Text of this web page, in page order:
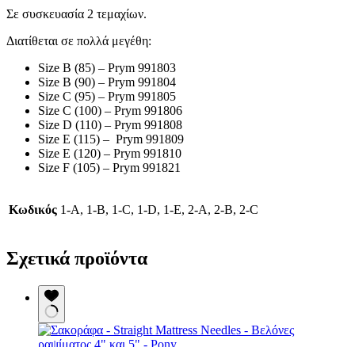
Σε συσκευασία 2 τεμαχίων.
Διατίθεται σε πολλά μεγέθη:
Size Β (85) – Prym 991803
Size Β (90) – Prym 991804
Size C (95) – Prym 991805
Size C (100) – Prym 991806
Size D (110) – Prym 991808
Size E (115) – Prym 991809
Size E (120) – Prym 991810
Size F (105) – Prym 991821
Κωδικός 1-Α, 1-B, 1-C, 1-D, 1-E, 2-A, 2-B, 2-C
Σχετικά προϊόντα